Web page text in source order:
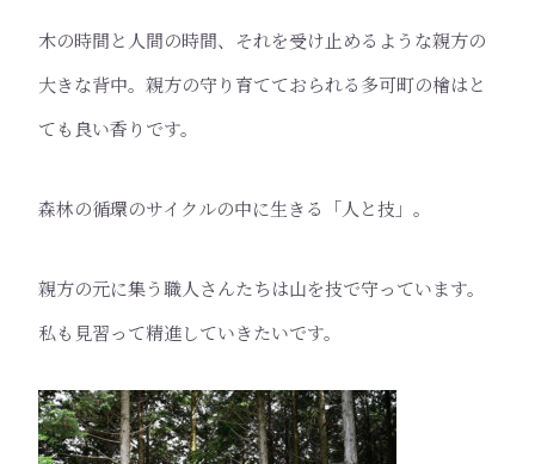
木の時間と人間の時間、それを受け止めるような親方の
大きな背中。親方の守り育てておられる多可町の檜はと
ても良い香りです。
森林の循環のサイクルの中に生きる「人と技」。
親方の元に集う職人さんたちは山を技で守っています。
私も見習って精進していきたいです。